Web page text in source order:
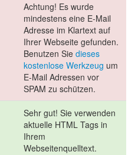
Achtung! Es wurde
mindestens eine E-Mail
Adresse im Klartext auf
Ihrer Webseite gefunden.
Benutzen Sie dieses
kostenlose Werkzeug um
E-Mail Adressen vor
SPAM zu schützen.
Sehr gut! Sie verwenden
aktuelle HTML Tags in
Ihrem
Webseitenquelltext.